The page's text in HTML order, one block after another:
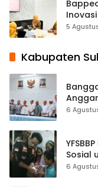
5
Kabupaten
hingga
6
Sosial
Panas
6